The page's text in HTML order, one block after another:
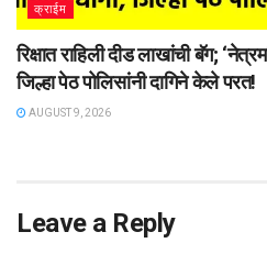
क्राईम
रिक्षात राहिली दीड लाखांची बॅग;
जिल्हा पेठ पोलिसांनी दागिने केले परत!
AUGUST 9, 2026
Leave a Reply